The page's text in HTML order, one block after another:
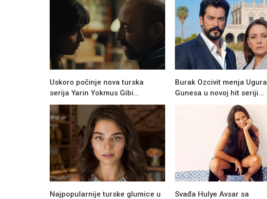
Uskoro počinje nova turska
serija Yarin Yokmus Gibi...
Burak Ozcivit menja Ugura
Gunesa u novoj hit seriji...
Najpopularnije turske glumice u
Svađa Hulye Avsar sa